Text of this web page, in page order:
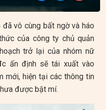
vô cùng bất ngờ và háo
của công ty chủ quản
trở lại của nhóm nữ
ấn định sẽ tái xuất vào
mới, hiện tại các thông tin
được bật mí.